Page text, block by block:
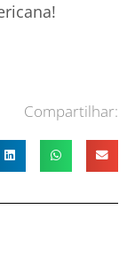
Compartilhar: